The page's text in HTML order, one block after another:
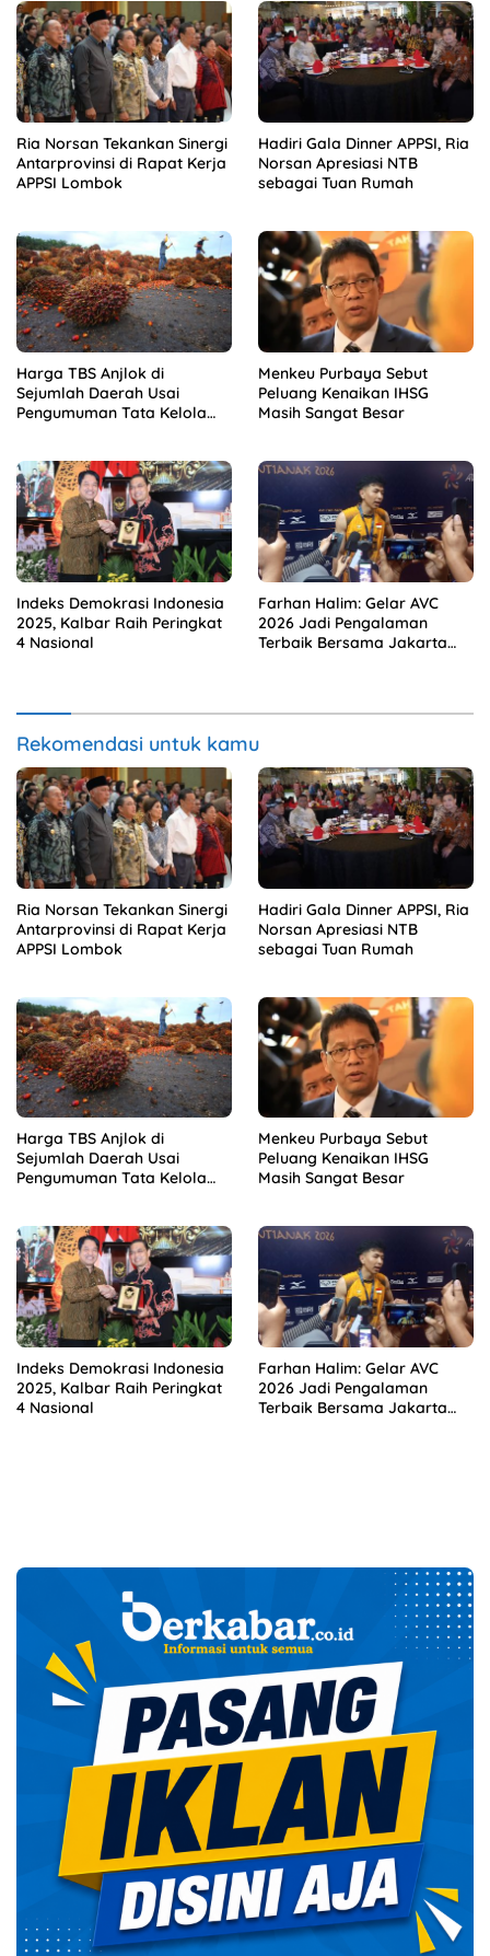
Ria Norsan Tekankan Sinergi
Antarprovinsi di Rapat Kerja
APPSI Lombok
Hadiri Gala Dinner APPSI, Ria
Norsan Apresiasi NTB
sebagai Tuan Rumah
Harga TBS Anjlok di
Sejumlah Daerah Usai
Pengumuman Tata Kelola
Menkeu Purbaya Sebut
Peluang Kenaikan IHSG
Masih Sangat Besar
Indeks Demokrasi Indonesia
2025, Kalbar Raih Peringkat
4 Nasional
Farhan Halim: Gelar AVC
2026 Jadi Pengalaman
Terbaik Bersama Jakarta
Rekomendasi untuk kamu
Ria Norsan Tekankan Sinergi
Antarprovinsi di Rapat Kerja
APPSI Lombok
Hadiri Gala Dinner APPSI, Ria
Norsan Apresiasi NTB
sebagai Tuan Rumah
Harga TBS Anjlok di
Sejumlah Daerah Usai
Pengumuman Tata Kelola
Menkeu Purbaya Sebut
Peluang Kenaikan IHSG
Masih Sangat Besar
Indeks Demokrasi Indonesia
2025, Kalbar Raih Peringkat
4 Nasional
Farhan Halim: Gelar AVC
2026 Jadi Pengalaman
Terbaik Bersama Jakarta